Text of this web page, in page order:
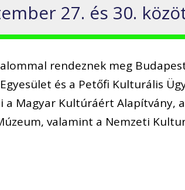
27. és 30.
rendeznek meg
Egyesület és a Petőfi Kulturális
a Magyar Kultúráért Alapítvány,
valamint a Nemzeti